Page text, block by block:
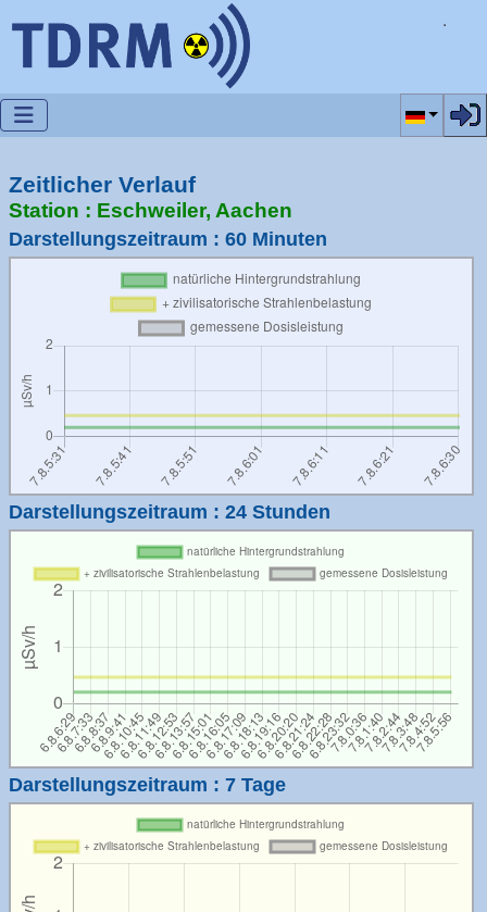
Sprache
Zeitlicher Verlauf
Station : Eschweiler, Aachen
Darstellungszeitraum : 60 Minuten
Darstellungszeitraum : 24 Stunden
Darstellungszeitraum : 7 Tage